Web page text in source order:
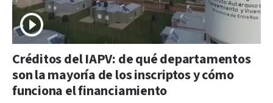
Créditos del IAPV: de qué departamentos
son la mayoría de los inscriptos y cómo
funciona el financiamiento